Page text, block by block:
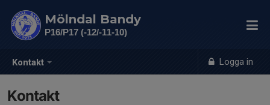
Kontakt Logga in
Mölndal Bandy
P16/P17 (-12/-11-10)
Kontakt